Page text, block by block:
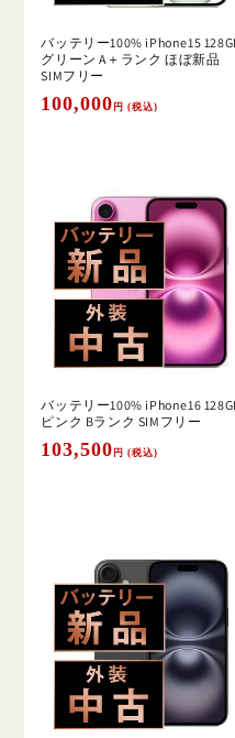
バッテリー100% iPhone15
グリーン A＋ランク ほぼ新品
SIMフリー
通
100,000 円 (税込)
バッテリー100% iPhone16
ピンク Bランク SIMフリー
通
103,500 円 (税込)